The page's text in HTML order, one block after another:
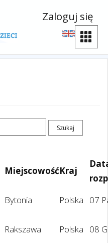
Zaloguj się
MiejscowośćKraj
Bytonia Polska 07
Rakszawa Polska
08